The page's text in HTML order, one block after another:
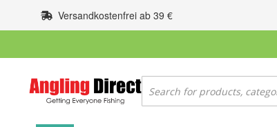
Inhalt
springen
Versandkostenfrei ab 39 €
Suche